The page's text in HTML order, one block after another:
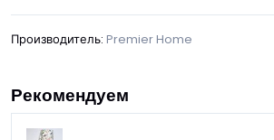
Производитель: Premier Home
Рекомендуем